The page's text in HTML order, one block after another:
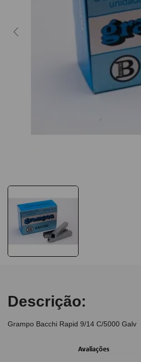
Descrição:
Grampo Bacchi Rapid 9/14 C/5000 Galv
Avaliações
10º